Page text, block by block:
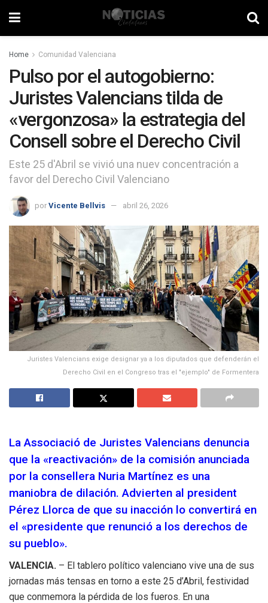
Home Comunidad Valenciana
Pulso por el autogobierno:
Juristes Valencians tilda de
«vergonzosa» la estrategia del
Consell sobre el Derecho Civil
Este 25 d'Abril se vivió una nuev concentración a
favor del Derecho Civil Valenciano
por Vicente Bellvis abril 26, 2026
Juristes Valencians exige designar ya a los diputados que defenderán el
Derecho Civil en el Congreso tras el "ejemplo" de Formentera
La Associació de Juristes Valencians denuncia
que la «reactivación» de la comisión anunciada
por la consellera Nuria Martínez es una
maniobra de dilación. Advierten al president
Pérez Llorca de que su inacción lo convertirá en
el «presidente que renunció a los derechos de
su pueblo».
VALENCIA. – El tablero político valenciano vive una de sus
jornadas más tensas en torno a este 25 d’Abril, festividad
que conmemora la pérdida de los fueros. En una